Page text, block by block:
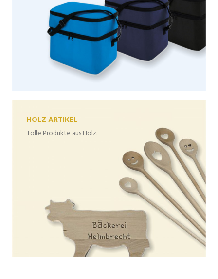
HOLZ ARTIKEL
Tolle Produkte aus Holz.